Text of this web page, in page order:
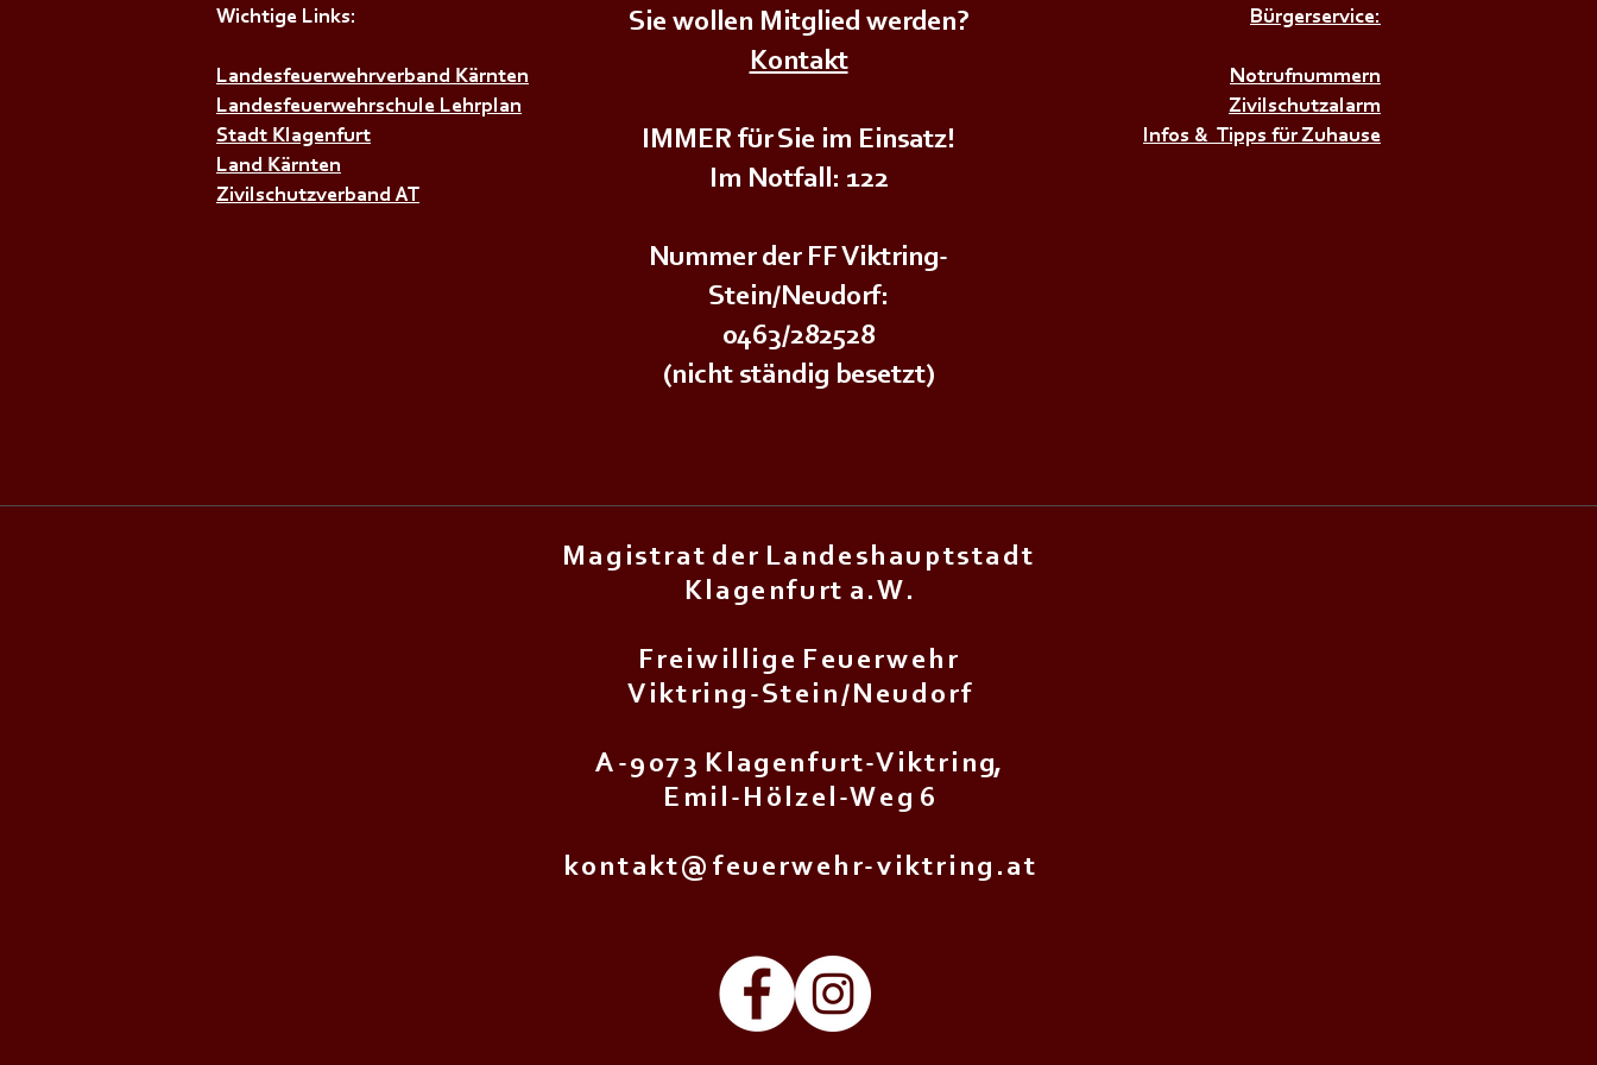
+++𝗦𝗜𝗥𝗘𝗡𝗘𝗡𝗔𝗟𝗔𝗥𝗠+++ +++𝗦𝗜𝗥𝗘𝗡𝗘𝗡𝗔𝗟𝗔𝗥𝗠+++
Wichtige Links:
Landesfeuerwehrverband Kärnten
Landesfeuerwehrschule Lehrplan
Stadt Klagenfurt
Land Kärnten
Zivilschutzverband AT
Sie wollen Mitglied werden?
Kontakt
IMMER für Sie im Einsatz!
Im Notfall: 122
Nummer der FF Viktring-
Stein/Neudorf:
0463/282528
(nicht ständig besetzt)
Bürgerservice:
Notrufnummern
Zivilschutzalarm
Infos & Tipps für Zuhause
M a g i s t r a t d e r L a n d e s h a u p t s t a d t
K l a g e n f u r t a . W .
F r e i w i l l i g e F e u e r w e h r
V i k t r i n g - S t e i n / N e u d o r f
A - 9 0 7 3 K l a g e n f u r t - V i k t r i n g,
E m i l - H ö l z e l - W e g 6
k o n t a k t @ f e u e r w e h r - v i k t r i n g . a t